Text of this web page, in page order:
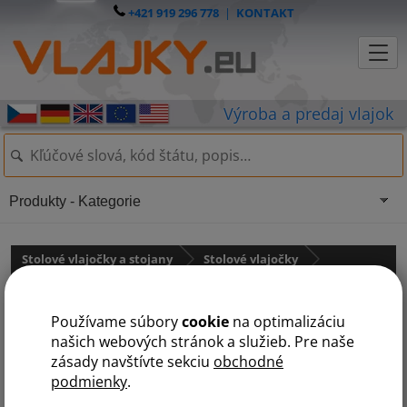
Používame súborycookie na optimalizáciu
našich webových stránok a služieb. Pre naše
zásady navštívte sekciu obchodné
podmienky.
+421 919 296 778| KONTAKT
Stolové vlajočky a stojany
Stolové vlajočky
Brazília
Produkty - Kategorie